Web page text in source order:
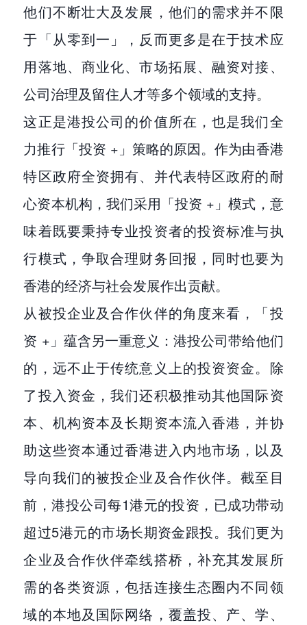
他们不断壮大及发展，他们的需求并不限
于「从零到一」，反而更多是在于技术应
用落地、商业化、市场拓展、融资对接、
公司治理及留住人才等多个领域的支持。
这正是港投公司的价值所在，也是我们全
力推行「投资 +」策略的原因。作为由香港
特区政府全资拥有、并代表特区政府的耐
心资本机构，我们采用「投资 +」模式，意
味着既要秉持专业投资者的投资标准与执
行模式，争取合理财务回报，同时也要为
香港的经济与社会发展作出贡献。
从被投企业及合作伙伴的角度来看，「投
资 +」蕴含另一重意义：港投公司带给他们
的，远不止于传统意义上的投资资金。除
了投入资金，我们还积极推动其他国际资
本、机构资本及长期资本流入香港，并协
助这些资本通过香港进入内地市场，以及
导向我们的被投企业及合作伙伴。截至目
前，港投公司每1港元的投资，已成功带动
超过5港元的市场长期资金跟投。我们更为
企业及合作伙伴牵线搭桥，补充其发展所
需的各类资源，包括连接生态圈内不同领
域的本地及国际网络，覆盖投、产、学、